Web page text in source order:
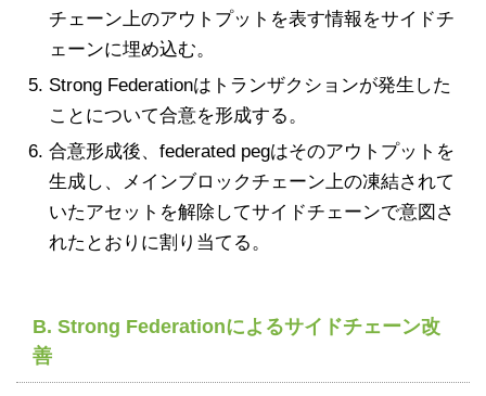
チェーン上のアウトプットを表す情報をサイドチ
ェーンに埋め込む。
Strong Federationはトランザクションが発生した
ことについて合意を形成する。
合意形成後、federated pegはそのアウトプットを
生成し、メインブロックチェーン上の凍結されて
いたアセットを解除してサイドチェーンで意図さ
れたとおりに割り当てる。
B. Strong Federationによるサイドチェーン改
善